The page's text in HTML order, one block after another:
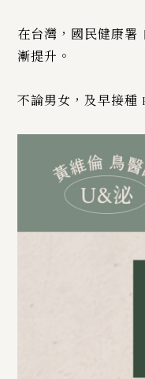
在台灣，國民健康署
漸提升。
不論男女，及早接種